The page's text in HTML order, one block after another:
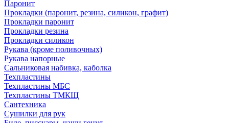
Паронит
Прокладки (паронит, резина, силикон, графит)
Прокладки паронит
Прокладки резина
Прокладки силикон
Рукава (кроме поливочных)
Рукава напорные
Сальниковая набивка, каболка
Техпластины
Техпластины МБС
Техпластины ТМКЩ
Сантехника
Сушилки для рук